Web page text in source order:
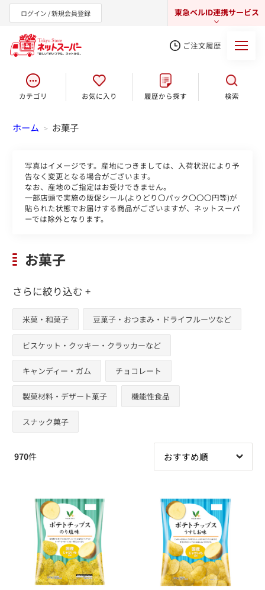
ログイン / 新規会員登録 東急ベルID連携サービス
東急オンラインショップ
ご注文履歴
カテゴリ お気に入り 履歴から探す 検索
ホーム > お菓子
写真はイメージです。産地につきましては、入荷状況により予
告なく変更となる場合がございます。
なお、産地のご指定はお受けできません。
一部店頭で実施の販促シール(よりどり〇パック〇〇〇円等)が
貼られた状態でお届けする商品がございますが、ネットスーパ
ーでは除外となります。
お菓子
さらに絞り込む +
米菓・和菓子 豆菓子・おつまみ・ドライフルーツなど
ビスケット・クッキー・クラッカーなど
キャンディー・ガム チョコレート
製菓材料・デザート菓子 機能性食品
スナック菓子
970件